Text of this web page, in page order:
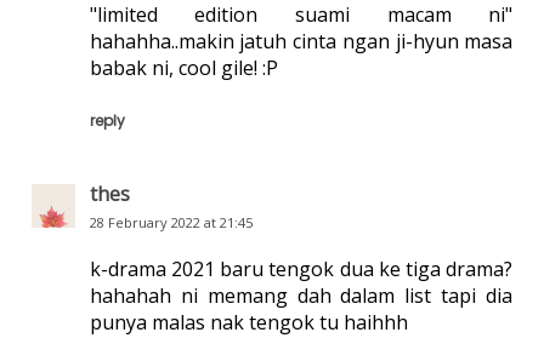
"limited edition suami macam ni"
hahahha..makin jatuh cinta ngan ji-hyun masa
babak ni, cool gile! :P
reply
thes
28 February 2022 at 21:45
k-drama 2021 baru tengok dua ke tiga drama?
hahahah ni memang dah dalam list tapi dia
punya malas nak tengok tu haihhh